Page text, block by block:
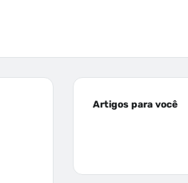
Artigos para você